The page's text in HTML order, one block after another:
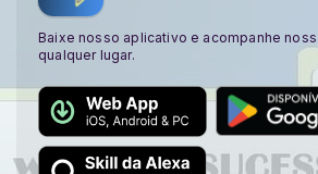
Baixe nosso aplicativo e acompanhe
qualquer lugar.